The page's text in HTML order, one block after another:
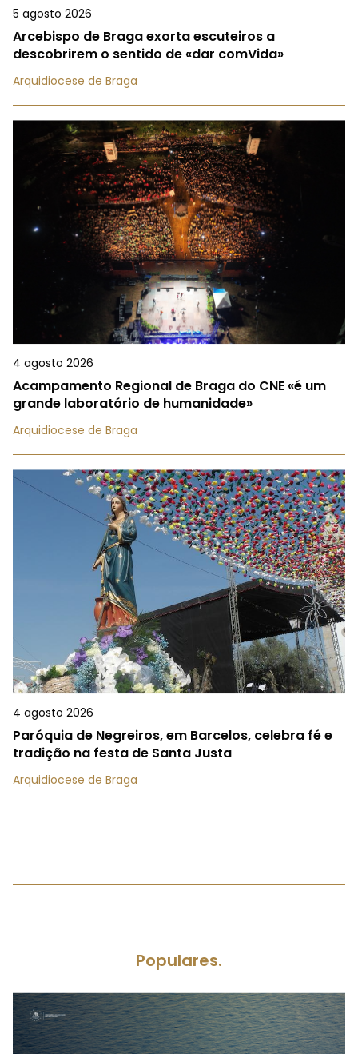
5 agosto 2026
Arcebispo de Braga exorta escuteiros a
descobrirem o sentido de «dar comVida»
Arquidiocese de Braga
4 agosto 2026
Acampamento Regional de Braga do CNE «é um
grande laboratório de humanidade»
Arquidiocese de Braga
4 agosto 2026
Paróquia de Negreiros, em Barcelos, celebra fé e
tradição na festa de Santa Justa
Arquidiocese de Braga
Populares.